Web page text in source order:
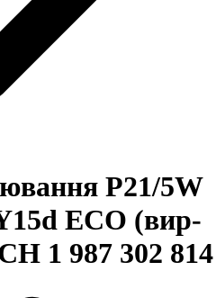
P21/5W
ECO (вир-
1 987 302 814